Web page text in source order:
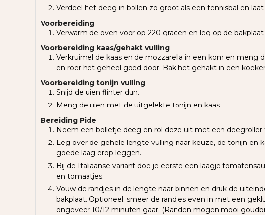
Verdeel het deeg in bollen zo groot als een tennisbal en
Voorbereiding
Verwarm de oven voor op 220 graden en leg op de
Voorbereiding kaas/gehakt vulling
Verkruimel de kaas en de mozzarella in een kom en
en roer het geheel goed door. Bak het gehakt in een
Voorbereiding tonijn vulling
Snijd de uien flinter dun.
Meng de uien met de uitgelekte tonijn en kaas.
Bereiding Pide
Neem een bolletje deeg en rol deze uit met een
Leg over de gehele lengte vulling naar keuze, de tonijn en
goede laag erop leggen.
Bij de Italiaanse variant doe je eerste een laagje
en tomaatjes.
Vouw de randjes in de lengte naar binnen en druk de
bakplaat. Optioneel: smeer de randjes even in met een
ongeveer 10/12 minuten gaar. (Randen mogen mooi